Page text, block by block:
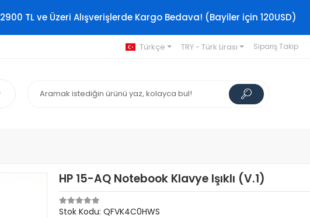
2900 TL ve Üzeri Alışverişlerde Kargo Bedava! (Bayiler için 120USD)
Türkçe TRY - Türk Lirası Sipariş Takip
HP 15-AQ Notebook Klavye Işıklı (V.1)
Stok Kodu: QFVK4C0HWS